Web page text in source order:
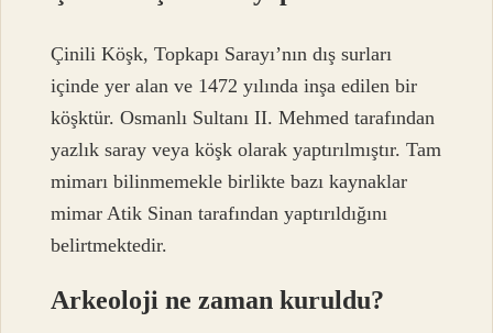
Çinili Köşk, Topkapı Sarayı’nın dış surları
içinde yer alan ve 1472 yılında inşa edilen bir
köşktür. Osmanlı Sultanı II. Mehmed tarafından
yazlık saray veya köşk olarak yaptırılmıştır. Tam
mimarı bilinmemekle birlikte bazı kaynaklar
mimar Atik Sinan tarafından yaptırıldığını
belirtmektedir.
Arkeoloji ne zaman kuruldu?